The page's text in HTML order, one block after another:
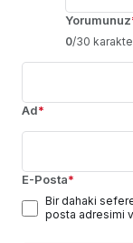
Yorumunuz
0/30
Ad*
E-Posta*
Bir dahaki
posta adresimi